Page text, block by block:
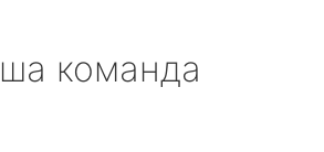
команда